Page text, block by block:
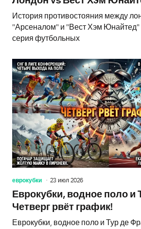
История противостояния между
"Арсеналом" и "Вест Хэм Юнайтед"
серия футбольных
еврокубки 23 июл 2026
Еврокубки, водное поло и
Четверг рвёт график!
Еврокубки, водное поло и Тур де